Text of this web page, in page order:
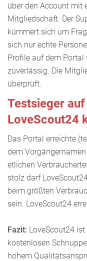
über den Account mit
Mitgliedschaft. Der
kümmert sich um
sich nur echte
Profile auf dem
zuverlässig. Die
überprüft.
Testsieger
LoveScout24
Das Portal erreichte
dem
etlichen
stolz darf
beim größten
sein. LoveScout24
Fazit: LoveScout24
kostenlosen
hohem